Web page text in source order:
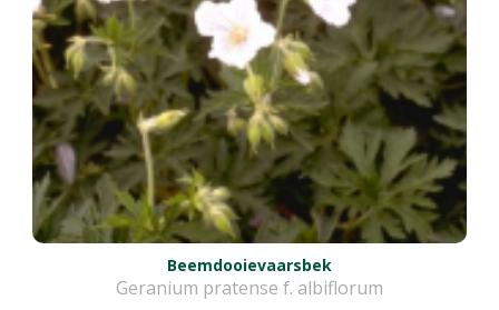
Beemdooievaarsbek
Geranium pratense f. albiflorum